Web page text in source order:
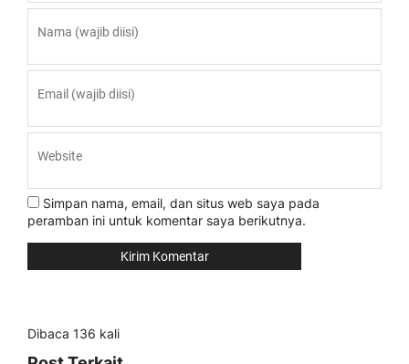
Simpan nama, email, dan situs web saya pada
peramban ini untuk komentar saya berikutnya.
Dibaca 136 kali